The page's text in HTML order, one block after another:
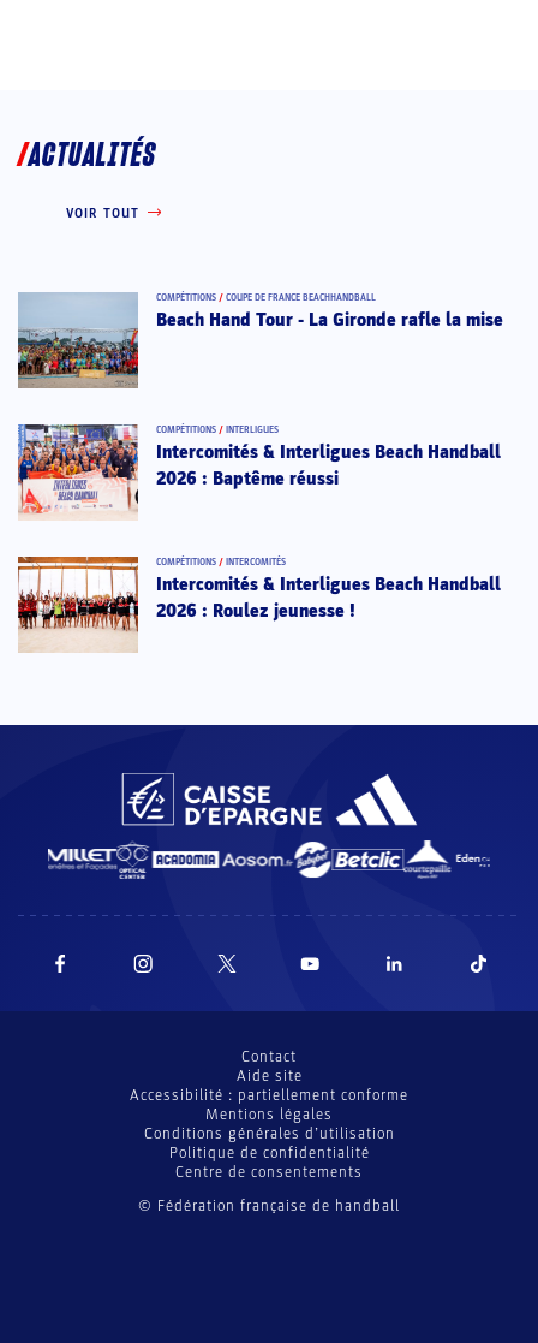
ACTUALITÉS
VOIR TOUT
COMPÉTITIONS / COUPE DE FRANCE BEACHHANDBALL
Beach Hand Tour - La Gironde rafle la mise
COMPÉTITIONS / INTERLIGUES
Intercomités & Interligues Beach Handball
2026 : Baptême réussi
COMPÉTITIONS / INTERCOMITÉS
Intercomités & Interligues Beach Handball
2026 : Roulez jeunesse !
© Fédération française de handball
Contact
Aide site
Accessibilité : partiellement conforme
Mentions légales
Conditions générales d’utilisation
Politique de confidentialité
Centre de consentements